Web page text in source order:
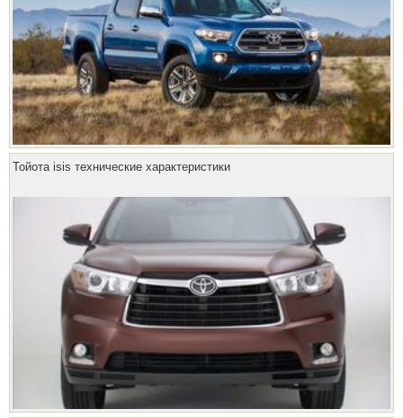
Тойота isis технические характеристики